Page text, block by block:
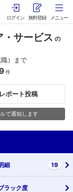
ログイン 無料登録 メニュー
・サービス の
）まで
件
レポート投稿
で通知します
細 19
ラック度